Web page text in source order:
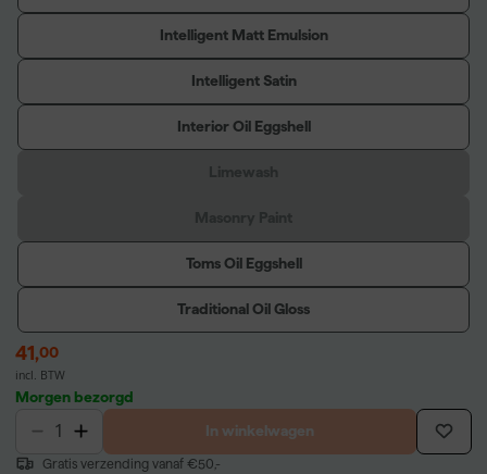
Intelligent Matt Emulsion
Intelligent Satin
Interior Oil Eggshell
Toms Oil Eggshell
Traditional Oil Gloss
41,00
incl. BTW
Morgen bezorgd
In winkelwagen
Gratis verzending vanaf €50,-